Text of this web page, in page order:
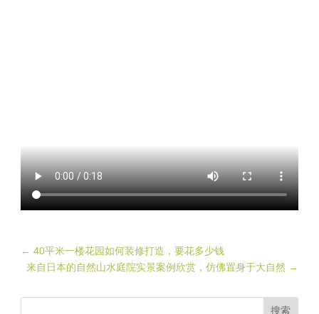
←40平米一楼花园如何装修打造，要花多少钱
来自日本的自然山水庭院实景案例欣赏，仿佛置身于大自然 →